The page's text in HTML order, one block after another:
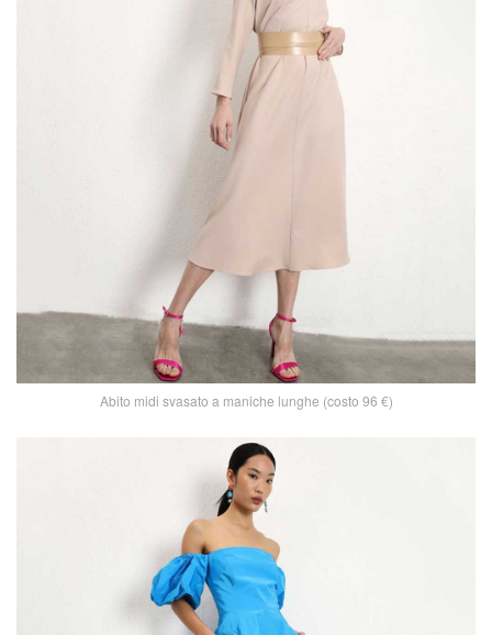
Abito midi svasato a maniche lunghe (costo 96 €)